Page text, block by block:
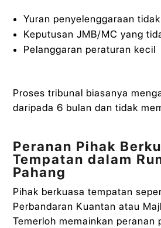
Yuran penyelenggaraan
Keputusan JMB/MC yang
Pelanggaran peraturan kecil
Proses tribunal biasanya
daripada 6 bulan dan tidak
Peranan Pihak
Tempatan dalam
Pahang
Pihak berkuasa tempatan
Perbandaran Kuantan atau
Temerloh memainkan peranan